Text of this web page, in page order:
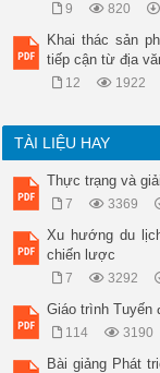
9 820
Khai thác sản
tiếp cận từ địa
12 1922
TÀI LIỆU HAY
Thực trạng và
7 3369
Xu hướng du
chiến lược
7 3292
Giáo trình Tuyến
114 3190
Bài giảng Phát